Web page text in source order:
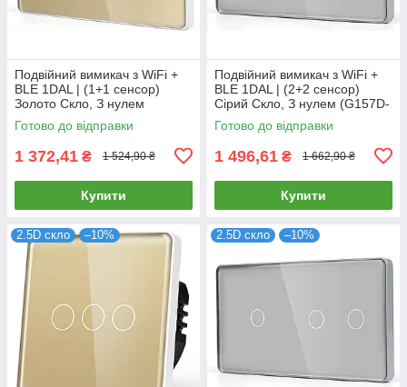
Подвійний вимикач з WiFi +
BLE 1DAL | (1+1 сенсор)
Золото Скло, З нулем
(G157D-SW1GX2.WF.GD)
Готово до відправки
1 372,41 ₴ 1 524,90 ₴
Купити
Подвійний вимикач з WiFi +
BLE 1DAL | (2+2 сенсор)
Сірий Скло, З нулем (G157D-
SW2GX2.WF.GR)
Готово до відправки
1 496,61 ₴ 1 662,90 ₴
Купити
2.5D скло –10% 2.5D скло –10%